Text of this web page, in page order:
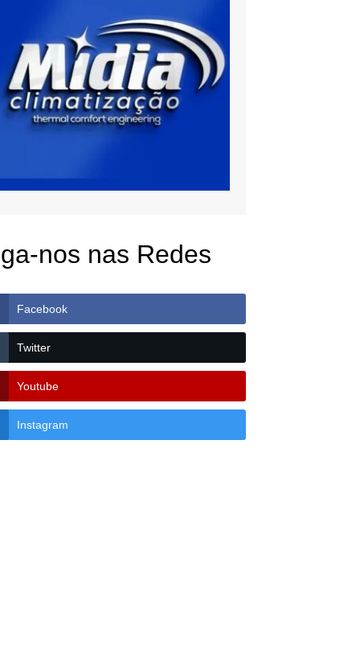
nos nas Redes
Facebook
Twitter
Youtube
Instagram